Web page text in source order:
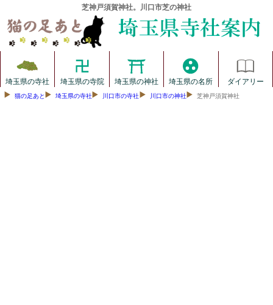
芝神戸須賀神社。川口市芝の神社
埼玉県の寺社 埼玉県の寺院 埼玉県の神社 埼玉県の名所 ダイアリー
猫の足あと 埼玉県の寺社 川口市の寺社 川口市の神社 芝神戸須賀神社